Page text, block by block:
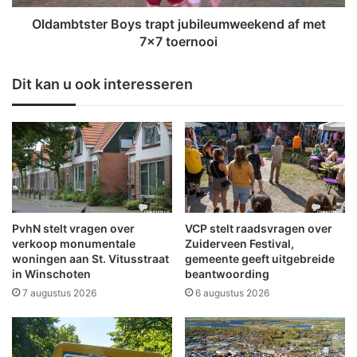
e
t
i
n
O
l
d
a
b
t
e
n
O
s
t
t
y
s
t
r
a
p
t
u
b
i
l
e
m
w
Oldambtster Boys trapt jubileumweekend af met
7x7 toernooi
Dit kan u ook interesseren
PvhN stelt vragen over
verkoop monumentale
woningen aan St. Vitusstraat
in Winschoten
7 augustus 2026
VCP stelt raadsvragen over
Zuiderveen Festival,
gemeente geeft uitgebreide
beantwoording
6 augustus 2026